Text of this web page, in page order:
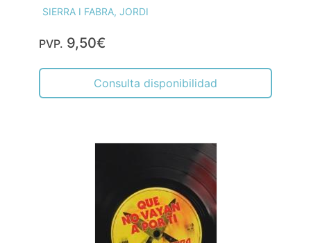
SIERRA I FABRA, JORDI
PVP. 9,50€
Consulta disponibilidad